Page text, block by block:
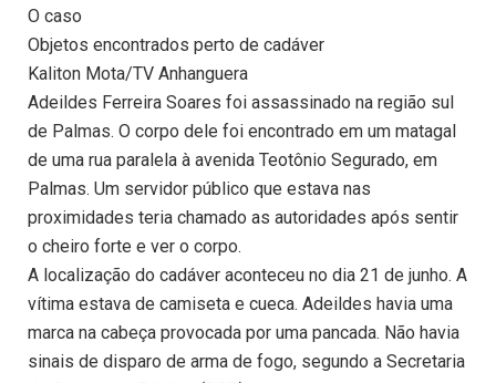
O caso
Objetos encontrados perto de cadáver
Kaliton Mota/TV Anhanguera
Adeildes Ferreira Soares foi assassinado na região sul
de Palmas. O corpo dele foi encontrado em um matagal
de uma rua paralela à avenida Teotônio Segurado, em
Palmas. Um servidor público que estava nas
proximidades teria chamado as autoridades após sentir
o cheiro forte e ver o corpo.
A localização do cadáver aconteceu no dia 21 de junho. A
vítima estava de camiseta e cueca. Adeildes havia uma
marca na cabeça provocada por uma pancada. Não havia
sinais de disparo de arma de fogo, segundo a Secretaria